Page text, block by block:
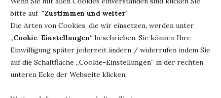
bitte auf "Zustimmen und weiter"
Die Arten von Cookies, die wir einsetzen, werden unter
„Cookie-Einstellungen“ beschrieben. Sie können Ihre
Einwilligung später jederzeit ändern / widerrufen indem Sie
auf die Schaltfläche „Cookie-Einstellungen“ in der rechten
unteren Ecke der Webseite klicken.
aufgehenden Sonne
Erschienen: Juni 2026
Seiten: 224
ISBN: 978-3-463000848